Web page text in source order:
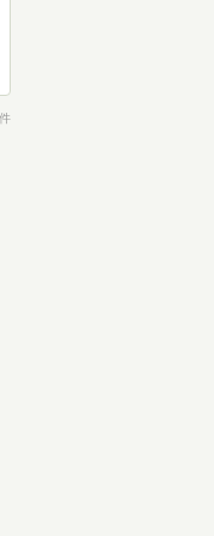
件